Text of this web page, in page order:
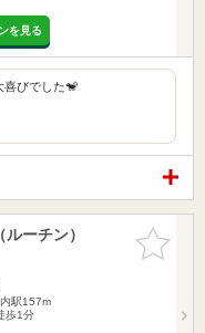
を見る
喜びでした🐒
お気に入
りに追加
ーチン）
駅157m
歩1分